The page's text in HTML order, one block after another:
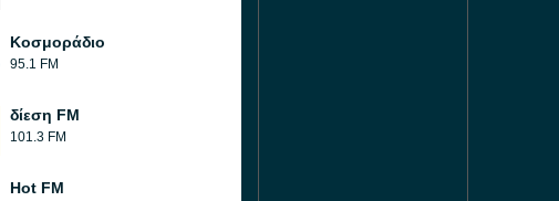
Κοσμοράδιο
95.1 FM
δίεση FM
101.3 FM
Hot FM